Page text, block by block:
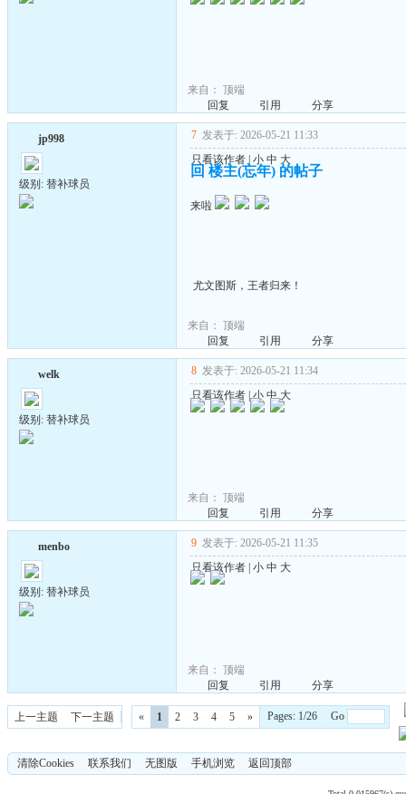
来自： 顶端
回复
引用 分享
jp998
级别: 替补球员
7 发表于: 2026-05-21 11:33
只看该作者| 小 中 大
回 楼主(忘年) 的帖子
来啦
尤文图斯，王者归来！
来自： 顶端
回复
引用 分享
welk
级别: 替补球员
8 发表于: 2026-05-21 11:34
只看该作者 |小 中 大
来自： 顶端
回复
引用 分享
menbo
级别: 替补球员
9 发表于: 2026-05-21 11:35
只看该作者 小 中 大
来自： 顶端
回复
引用 分享
上一主题 下一主题 « 1 2 3 4 5 » Pages: 1/26 Go
清除Cookies 联系我们 无图版 手机浏览 返回顶部